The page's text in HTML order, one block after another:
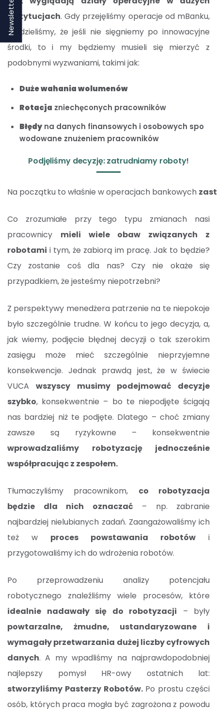
instytucjach. Gdy przejęliśmy operacje od mBanku,
wiedzieliśmy, że jeśli nie sięgniemy po innowacyjne
środki, to i my będziemy musieli się mierzyć z
podobnymi wyzwaniami, takimi jak:
Duże wahania wolumenów
Rotacja zniechęconych pracowników
Błędy na danych finansowych i osobowych spo
wodowane znużeniem pracowników
Podjęliśmy decyzję: zatrudniamy roboty!
Na początku to właśnie w operacjach bankowych
Co zrozumiałe przy tego typu zmianach nasi
pracownicy mieli wiele obaw związanych z
robotami i tym, że zabiorą im pracę. Jak to będzie?
Czy zostanie coś dla nas? Czy nie okaże się
przypadkiem, że jesteśmy niepotrzebni?
Z perspektywy menedżera patrzenie na te niepokoje
było szczególnie trudne. W końcu to jego decyzja, a,
jak wiemy, podjęcie błędnej decyzji o tak szerokim
zasięgu może mieć szczególnie nieprzyjemne
konsekwencje. Jednak prawdą jest, że w świecie
VUCAwszyscy musimy podejmować decyzje
szybko, konsekwentnie – bo te niepodjęte ścigają
nas bardziej niż te podjęte. Dlatego – choć zmiany
zawsze są ryzykowne – konsekwentnie
wprowadzaliśmy robotyzację jednocześnie
współpracując z zespołem.
Tłumaczyliśmy pracownikom, co robotyzacja
będzie dla nich oznaczać – np. zabranie
najbardziej nielubianych zadań. Zaangażowaliśmy ich
też w proces powstawania robotów i
przygotowaliśmy ich do wdrożenia robotów.
Po przeprowadzeniu analizy potencjału
robotycznego znaleźliśmy wiele procesów, które
idealnie nadawały się do robotyzacji – były
powtarzalne, żmudne, ustandaryzowane i
wymagały przetwarzania dużej liczby cyfrowych
danych. A my wpadliśmy na najprawdopodobniej
najlepszy pomysł HR-owy ostatnich lat:
stworzyliśmy Pasterzy Robotów.Po prostu części
osób, których praca mogła być zagrożona z powodu
Newsletter